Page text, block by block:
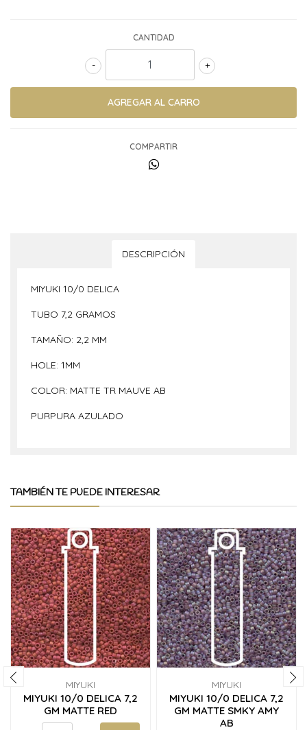
CANTIDAD
+
-
COMPARTIR
DESCRIPCIÓN
MIYUKI 10/0 DELICA
TUBO 7,2 GRAMOS
TAMAÑO: 2,2 MM
HOLE: 1MM
COLOR: MATTE TR MAUVE AB
PURPURA AZULADO
TAMBIÉN TE PUEDE INTERESAR
MIYUKI
MIYUKI 10/0 DELICA 7,2
GM MATTE RED
MIYUKI
MIYUKI 10/0 DELICA 7,2
GM MATTE SMKY AMY
AB